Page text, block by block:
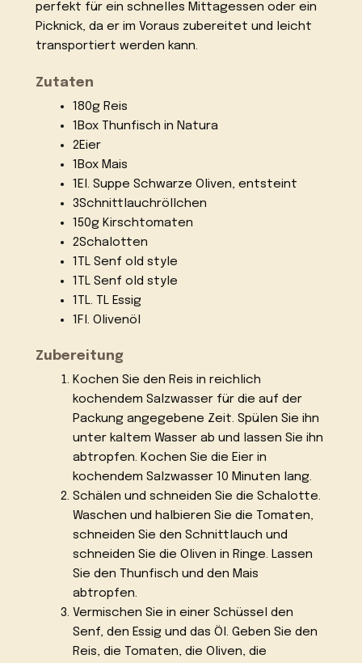
perfekt für ein schnelles Mittagessen oder ein
Picknick, da er im Voraus zubereitet und leicht
transportiert werden kann.
Zutaten
180g Reis
1Box Thunfisch in Natura
2Eier
1Box Mais
1El. Suppe Schwarze Oliven, entsteint
3Schnittlauchröllchen
150g Kirschtomaten
2Schalotten
1TL Senf old style
1TL Senf old style
1TL. TL Essig
1Fl. Olivenöl
Zubereitung
Kochen Sie den Reis in reichlich
kochendem Salzwasser für die auf der
Packung angegebene Zeit. Spülen Sie ihn
unter kaltem Wasser ab und lassen Sie ihn
abtropfen. Kochen Sie die Eier in
kochendem Salzwasser 10 Minuten lang.
Schälen und schneiden Sie die Schalotte.
Waschen und halbieren Sie die Tomaten,
schneiden Sie den Schnittlauch und
schneiden Sie die Oliven in Ringe. Lassen
Sie den Thunfisch und den Mais
abtropfen.
Vermischen Sie in einer Schüssel den
Senf, den Essig und das Öl. Geben Sie den
Reis, die Tomaten, die Oliven, die